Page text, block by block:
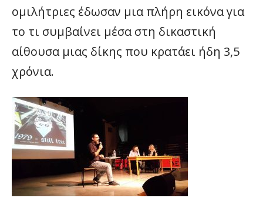
ομιλήτριες έδωσαν μια πλήρη εικόνα για
το τι συμβαίνει μέσα στη δικαστική
αίθουσα μιας δίκης που κρατάει ήδη 3,5
χρόνια.